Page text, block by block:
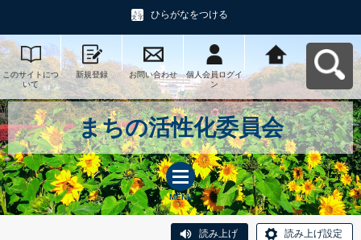
ひらがなをつける
このサイトにつ
いて
新規登録 お問い合わせ
個人会員ログイ
ン
座間市民活動サ
ポートセンタ
ー ざまっとへ
戻る
まちの活性化委員会
MENU
読み上げ 読み上げ設定